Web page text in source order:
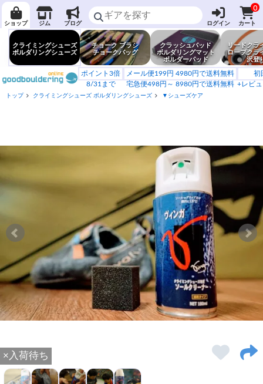
ショップ ジム ブログ ログイン
0
カート
クライミングシューズ
ボルダリングシューズ
チョーク ブラシ
チョークバッグ
クラッシュパッド
ボルダリングマット
ボルダーパッド
リードクラ
ロープクラ
沢登
ポイント3倍
8/31まで
メール便199円 4980円で送料無料
宅急便498円～ 8980円で送料無料
初
+レビ
トップ クライミングシューズ ボルダリングシューズ ▼シューズケア
×入荷待ち